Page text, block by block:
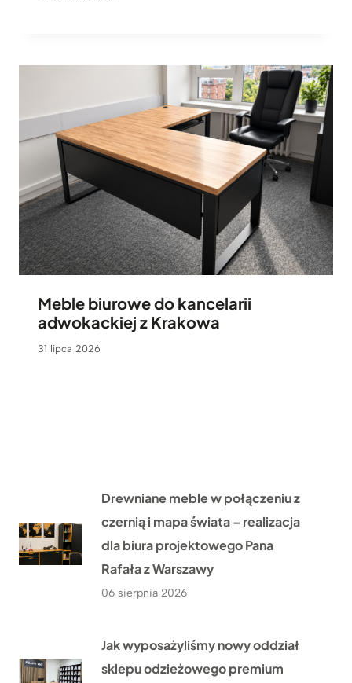
Meble biurowe do kancelarii
adwokackiej z Krakowa
31 lipca 2026
Drewniane meble w połączeniu z
czernią i mapa świata – realizacja
dla biura projektowego Pana
Rafała z Warszawy
06 sierpnia 2026
Jak wyposażyliśmy nowy oddział
sklepu odzieżowego premium